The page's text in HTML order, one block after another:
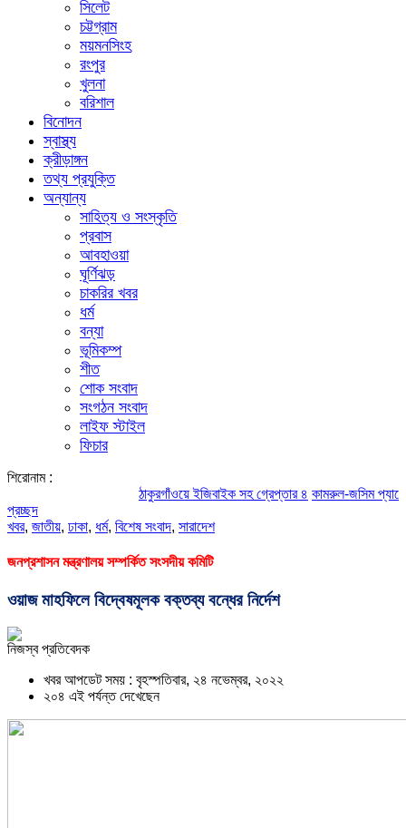
সিলেট
চট্টগ্রাম
ময়মনসিংহ
রংপুর
খুলনা
বরিশাল
বিনোদন
স্বাস্থ্য
ক্রীড়াঙ্গন
তথ্য প্রযুক্তি
অন্যান্য
সাহিত্য ও সংস্কৃতি
প্রবাস
আবহাওয়া
ঘূর্ণিঝড়
চাকরির খবর
ধর্ম
বন্যা
ভূমিকম্প
শীত
শোক সংবাদ
সংগঠন সংবাদ
লাইফ স্টাইল
ফিচার
শিরোনাম :
ঠাকুরগাঁওয়ে ইজিবাইক সহ গ্রেপ্তার ৪ কামরুল-জসিম প্যানেলের
প্রচ্ছদ
খবর, জাতীয়, ঢাকা, ধর্ম, বিশেষ সংবাদ, সারাদেশ
জনপ্রশাসন মন্ত্রণালয় সম্পর্কিত সংসদীয় কমিটি
ওয়াজ মাহফিলে বিদ্বেষমূলক বক্তব্য বন্ধের নির্দেশ
নিজস্ব প্রতিবেদক
খবর আপডেট সময় : বৃহস্পতিবার, ২৪ নভেম্বর, ২০২২
২০৪ এই পর্যন্ত দেখেছেন